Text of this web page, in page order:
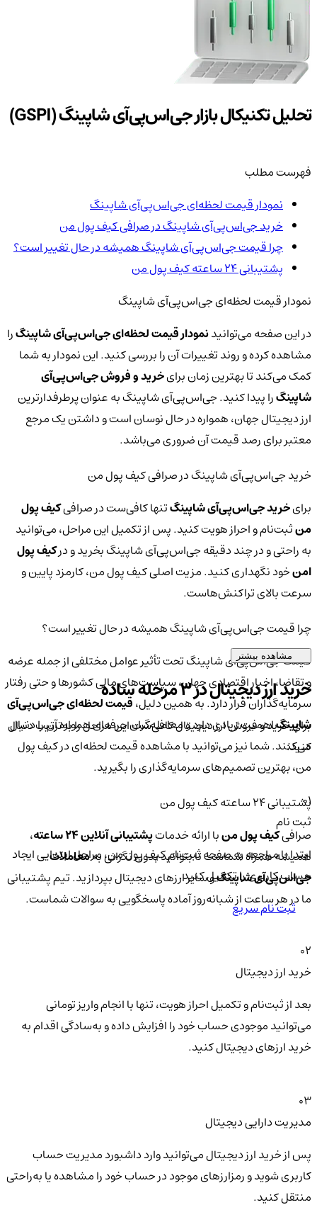
تحلیل تکنیکال بازار جی‌اس‌پی‌آی شاپینگ (GSPI)
فهرست مطلب
نمودار قیمت لحظه‌ای جی‌اس‌پی‌آی شاپینگ
خرید جی‌اس‌پی‌آی شاپینگ در صرافی کیف پول من
چرا قیمت جی‌اس‌پی‌آی شاپینگ همیشه در حال تغییر است؟
پشتیبانی ۲۴ ساعته کیف پول من
نمودار قیمت لحظه‌ای جی‌اس‌پی‌آی شاپینگ
در این صفحه می‌توانیدنمودار قیمت لحظه‌ای جی‌اس‌پی‌آی شاپینگرا
مشاهده کرده و روند تغییرات آن را بررسی کنید. این نمودار به شما
کمک می‌کند تا بهترین زمان برایخرید و فروش جی‌اس‌پی‌آی
شاپینگرا پیدا کنید. جی‌اس‌پی‌آی شاپینگ به عنوان پرطرفدارترین
ارز دیجیتال جهان، همواره در حال نوسان است و داشتن یک مرجع
معتبر برای رصد قیمت آن ضروری می‌باشد.
خرید جی‌اس‌پی‌آی شاپینگ در صرافی کیف پول من
برایخرید جی‌اس‌پی‌آی شاپینگتنها کافی‌ست در صرافیکیف پول
منثبت‌نام و احراز هویت کنید. پس از تکمیل این مراحل، می‌توانید
به راحتی و در چند دقیقه جی‌اس‌پی‌آی شاپینگ بخرید و درکیف پول
امنخود نگهداری کنید. مزیت اصلی کیف پول من، کارمزد پایین و
سرعت بالای تراکنش‌هاست.
چرا قیمت جی‌اس‌پی‌آی شاپینگ همیشه در حال تغییر است؟
قیمت جی‌اس‌پی‌آی شاپینگ تحت تأثیر عوامل مختلفی از جمله عرضه
و تقاضا، اخبار اقتصادی جهان، سیاست‌های مالی کشورها و حتی رفتار
سرمایه‌گذاران قرار دارد. به همین دلیل،قیمت لحظه‌ای جی‌اس‌پی‌آی
شاپینگاهمیت زیادی دارد و معامله‌گران حرفه‌ای همواره آن را دنبال
می‌کنند. شما نیز می‌توانید با مشاهده قیمت لحظه‌ای در کیف پول
من، بهترین تصمیم‌های سرمایه‌گذاری را بگیرید.
پشتیبانی ۲۴ ساعته کیف پول من
صرافیکیف پول منبا ارائه خدماتپشتیبانی آنلاین ۲۴ ساعته
،
همیشه همراه شماست تا بتوانید بدون نگرانی بهمعاملات
جی‌اس‌پی‌آی شاپینگو سایر ارزهای دیجیتال بپردازید. تیم پشتیبانی
ما در هر ساعت از شبانه‌روز آماده پاسخگویی به سوالات شماست.
مشاهده بیشتر
خرید ارز دیجیتال در 3 مرحله ساده
برای خرید و فروش ارز دیجیتال کافی‌ست این مراحل را به‌ترتیب دنبال
کنید:
01
ثبت نام
ابتدا با مراجعه به صفحه ثبت‌نام کیف‌ پول من، مراحل ابتدایی ایجاد
حساب کاربری را تکمیل کنید.
ثبت نام سریع
02
خرید ارز دیجیتال
بعد از ثبت‌نام و تکمیل احراز هویت، تنها با انجام واریز تومانی
می‌توانید موجودی حساب خود را افزایش داده و به‌سادگی اقدام به
خرید ارزهای دیجیتال کنید.
03
مدیریت دارایی دیجیتال
پس از خرید ارز دیجیتال می‌توانید وارد داشبورد مدیریت حساب
کاربری شوید و رمزارزهای موجود در حساب خود را مشاهده یا به‌راحتی
منتقل کنید.